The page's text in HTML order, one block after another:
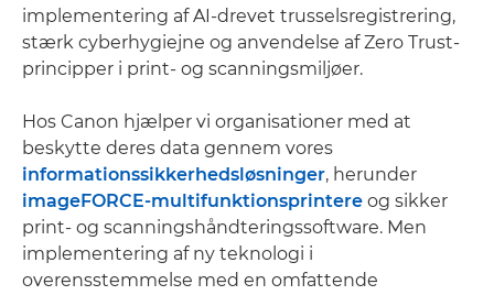
implementering af AI-drevet trusselsregistrering,
stærk cyberhygiejne og anvendelse af Zero Trust-
principper i print- og scanningsmiljøer.
Hos Canon hjælper vi organisationer med at
beskytte deres data gennem vores
informationssikkerhedsløsninger, herunder
imageFORCE-multifunktionsprintere og sikker
print- og scanningshåndteringssoftware. Men
implementering af ny teknologi i
overensstemmelse med en omfattende